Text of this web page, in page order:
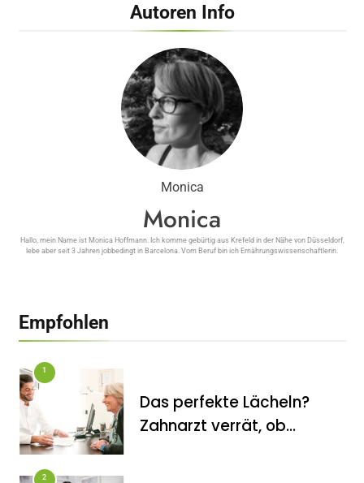
Autoren Info
Monica
Monica
Hallo, mein Name ist Monica Hoffmann. Ich komme gebürtig aus Krefeld in der Nähe von Düsseldorf,
lebe aber seit 3 Jahren jobbedingt in Barcelona. Vom Beruf bin ich Ernährungswissenschaftlerin.
Empfohlen
1
Das perfekte Lächeln?
Zahnarzt verrät, ob
2